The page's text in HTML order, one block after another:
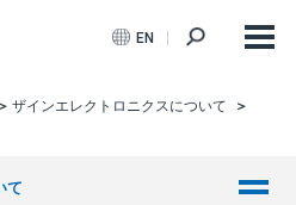
EN
ザインエレクトロニクスについて
て